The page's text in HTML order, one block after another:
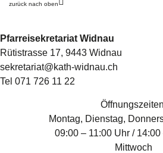
zurück nach oben
Pfarreisekretariat Widnau
Rütistrasse 17, 9443 Widnau
sekretariat@kath-widnau.ch
Tel 071 726 11 22
Montag, Dienstag,
09:00 – 11:00 Uhr /
Mittwoch